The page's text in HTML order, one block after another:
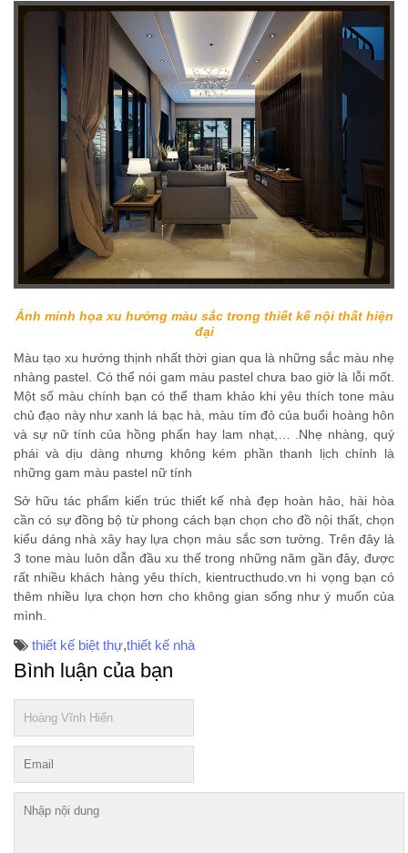
Ảnh minh họa xu hướng màu sắc trong thiết kế nội thất hiện
đại
Màu tạo xu hướng thịnh nhất thời gian qua là những sắc màu nhẹ
nhàng pastel. Có thể nói gam màu pastel chưa bao giờ là lỗi mốt.
Một số màu chính bạn có thể tham khảo khi yêu thích tone màu
chủ đạo này như xanh lá bạc hà, màu tím đỏ của buổi hoàng hôn
và sự nữ tính của hồng phấn hay lam nhạt,… .Nhẹ nhàng, quý
phái và dịu dàng nhưng không kém phần thanh lịch chính là
những gam màu pastel nữ tính
Sở hữu tác phẩm kiến trúc thiết kế nhà đẹp hoàn hảo, hài hòa
cần có sự đồng bộ từ phong cách bạn chọn cho đồ nội thất, chọn
kiểu dáng nhà xây hay lựa chọn màu sắc sơn tường. Trên đây là
3 tone màu luôn dẫn đầu xu thế trong những năm gần đây, được
rất nhiều khách hàng yêu thích, kientructhudo.vn hi vọng bạn có
thêm nhiều lựa chọn hơn cho không gian sống như ý muốn của
mình.
thiết kế biệt thự,thiết kế nhà
Bình luận của bạn